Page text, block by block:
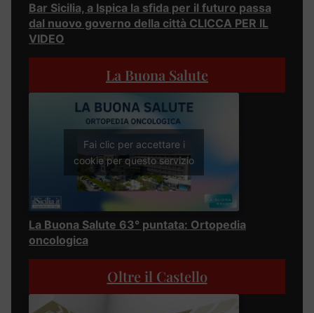
Bar Sicilia, a Ispica la sfida per il futuro passa
dal nuovo governo della città CLICCA PER IL
VIDEO
La Buona Salute
Fai clic per accettare i
cookie per questo servizio
La Buona Salute 63° puntata: Ortopedia
oncologica
Oltre il Castello